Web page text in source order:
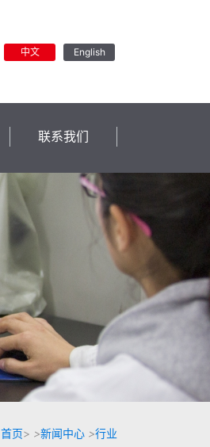
中文 English
联系我们
首页> >新闻中心 >行业